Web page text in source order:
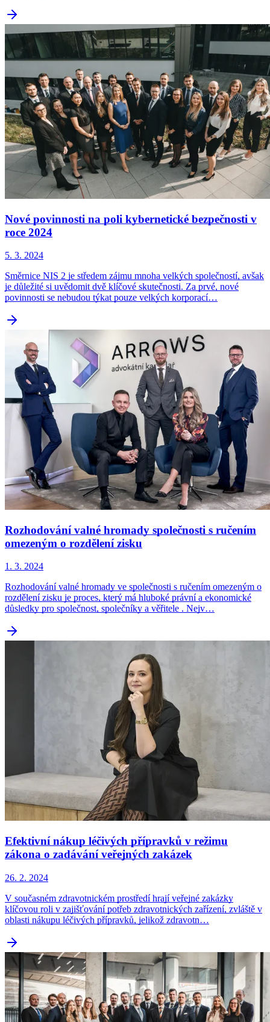
Nové povinnosti na poli kybernetické bezpečnosti v
roce 2024
5. 3. 2024
Směrnice NIS 2 je středem zájmu mnoha velkých společností, avšak
je důležité si uvědomit dvě klíčové skutečnosti. Za prvé, nové
povinnosti se nebudou týkat pouze velkých korporací…
Rozhodování valné hromady společnosti s ručením
omezeným o rozdělení zisku
1. 3. 2024
Rozhodování valné hromady ve společnosti s ručením omezeným o
rozdělení zisku je proces, který má hluboké právní a ekonomické
důsledky pro společnost, společníky a věřitele . Nejv…
Efektivní nákup léčivých přípravků v režimu
zákona o zadávání veřejných zakázek
26. 2. 2024
V současném zdravotnickém prostředí hrají veřejné zakázky
klíčovou roli v zajišťování potřeb zdravotnických zařízení, zvláště v
oblasti nákupu léčivých přípravků, jelikož zdravotn…